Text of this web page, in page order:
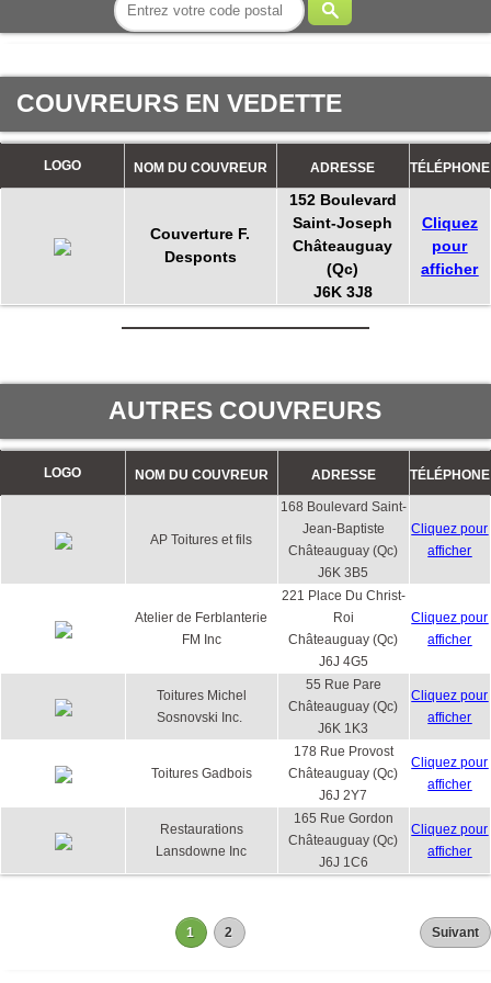
COUVREURS EN VEDETTE
LOGO NOM DU COUVREUR ADRESSE TÉLÉPHONE
Couverture F.
Desponts
152 Boulevard
Saint-Joseph
Châteauguay
(Qc)
J6K 3J8
Cliquez
pour
afficher
AUTRES COUVREURS
LOGO NOM DU COUVREUR ADRESSE TÉLÉPHONE
AP Toitures et fils
168 Boulevard Saint-
Jean-Baptiste
Châteauguay (Qc)
J6K 3B5
Cliquez pour
afficher
Atelier de Ferblanterie
FM Inc
221 Place Du Christ-
Roi
Châteauguay (Qc)
J6J 4G5
Cliquez pour
afficher
Toitures Michel
Sosnovski Inc.
55 Rue Pare
Châteauguay (Qc)
J6K 1K3
Cliquez pour
afficher
Toitures Gadbois
178 Rue Provost
Châteauguay (Qc)
J6J 2Y7
Cliquez pour
afficher
Restaurations
Lansdowne Inc
165 Rue Gordon
Châteauguay (Qc)
J6J 1C6
Cliquez pour
afficher
1 2 Suivant